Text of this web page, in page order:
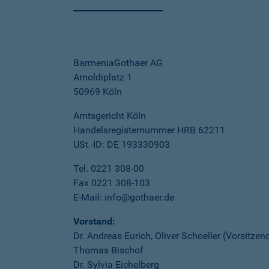
BarmeniaGothaer AG
Arnoldiplatz 1
50969 Köln
Amtsgericht Köln
Handelsregisternummer HRB 62211
USt.-ID: DE 193330903
Tel. 0221 308-00
Fax 0221 308-103
E-Mail: info@gothaer.de
Vorstand:
Dr. Andreas Eurich, Oliver Schoeller
Thomas Bischof
Dr. Sylvia Eichelberg